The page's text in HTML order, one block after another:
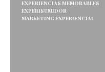
EXPERIENCIAS MEMORABLES
EXPERISUMIDOR
MARKETING EXPERIENCIAL